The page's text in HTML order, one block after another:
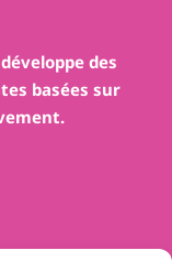
des
basées sur